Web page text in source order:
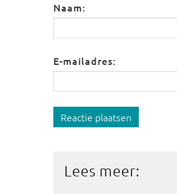
Naam:
E-mailadres:
Reactie plaatsen
Lees meer: